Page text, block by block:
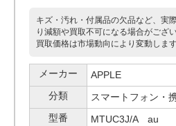
キズ・汚れ・付属品の欠品など、実
り減額や買取不可になる場合がござ
買取価格は市場動向により変動します
メーカー
APPLE
分類
スマートフォン・
型番
MTUC3J/A au